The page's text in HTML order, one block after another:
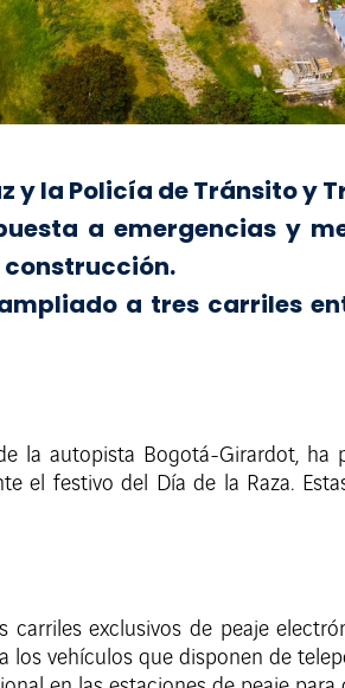
la Policía de Tránsito y
a emergencias y
construcción.
a tres carriles
la autopista Bogotá-Girardot,
el festivo del Día de la Raza.
exclusivos de peaje
los vehículos que disponen de